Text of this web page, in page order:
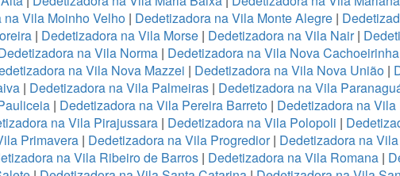
na Vila Moinho Velho| Dedetizadora na Vila Monte Alegre|
| Dedetizadora na Vila Morse| Dedetizadora na Vila Nair|
na Vila Norma| Dedetizadora na Vila Nova Cachoeirinha
na Vila Nova Mazzei | Dedetizadora na Vila Nova União |
| Dedetizadora na Vila Palmeiras | Dedetizadora na Vila
| Dedetizadora na Vila Pereira Barreto | Dedetizadora na
na Vila Pirajussara| Dedetizadora na Vila Polopoli |
Primavera| Dedetizadora na Vila Progredior| Dedetizadora na
na Vila Ribeiro de Barros | Dedetizadora na Vila Romana |